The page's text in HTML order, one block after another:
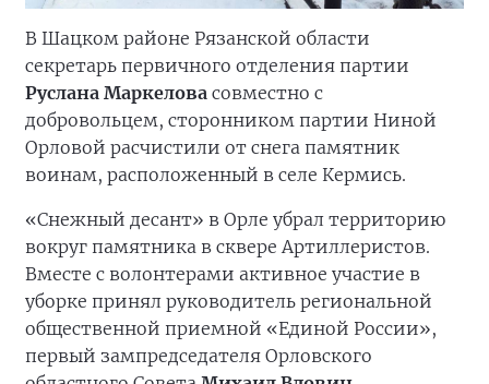
В Шацком районе Рязанской области
секретарь первичного отделения партии
Руслана Маркелова совместно с
добровольцем, сторонником партии Ниной
Орловой расчистили от снега памятник
воинам, расположенный в селе Кермись.
«Снежный десант» в Орле убрал территорию
вокруг памятника в сквере Артиллеристов.
Вместе с волонтерами активное участие в
уборке принял руководитель региональной
общественной приемной «Единой России»,
первый зампредседателя Орловского